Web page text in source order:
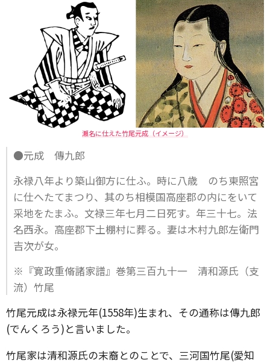
瀬名に仕えた竹尾元成（イメージ）
●元成 傳九郎
永禄八年より築山御方に仕ふ。時に八歳 のち東照宮
に仕へたてまつり、其のち相模国高座郡の内にをいて
采地をたまふ。文禄三年七月二日死す。年三十七。法
名西永。高座郡下土棚村に葬る。妻は木村九郎左衛門
吉次が女。
※『寛政重脩諸家譜』巻第三百九十一 清和源氏（支
流）竹尾
竹尾元成は永禄元年(1558年)生まれ、その通称は傳九郎
(でんくろう)と言いました。
竹尾家は清和源氏の末裔とのことで、三河国竹尾(愛知